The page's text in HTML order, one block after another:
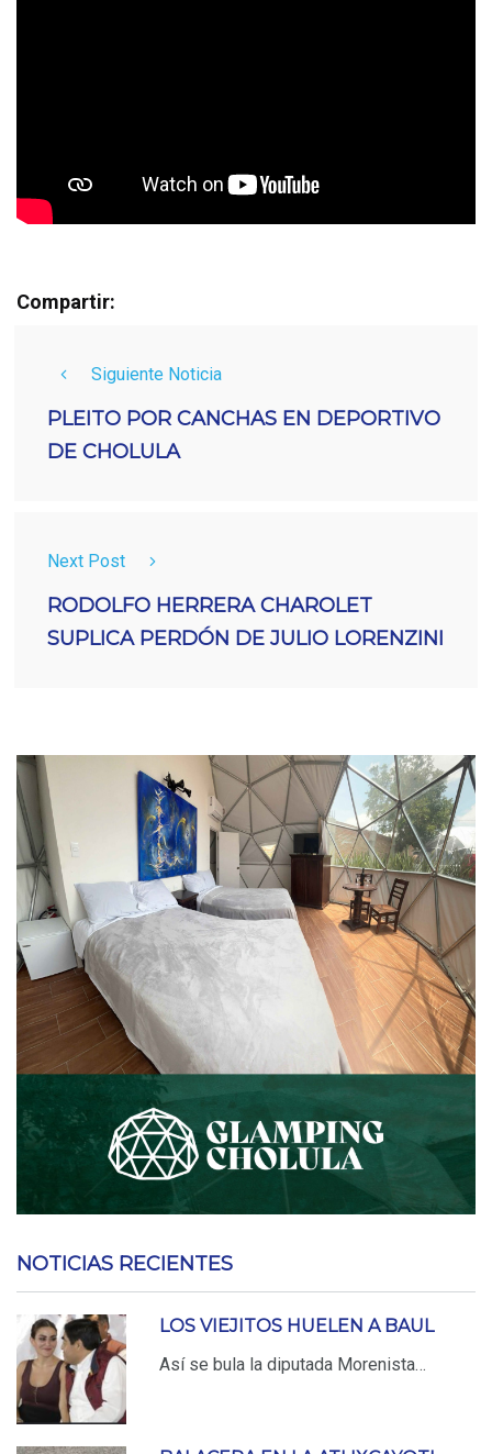
Compartir:
Siguiente Noticia
PLEITO POR CANCHAS EN DEPORTIVO
DE CHOLULA
Next Post
RODOLFO HERRERA CHAROLET
SUPLICA PERDÓN DE JULIO LORENZINI
NOTICIAS RECIENTES
LOS VIEJITOS HUELEN A BAUL
Así se bula la diputada Morenista…